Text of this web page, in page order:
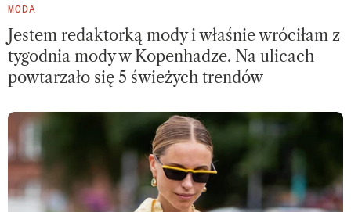
MODA
Jestem redaktorką mody i właśnie wróciłam z
tygodnia mody w Kopenhadze. Na ulicach
powtarzało się 5 świeżych trendów